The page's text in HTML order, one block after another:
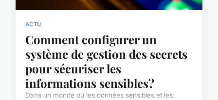
ACTU
Comment configurer un
système de gestion des secrets
pour sécuriser les
informations sensibles?
Dans un monde où les données sensibles et les